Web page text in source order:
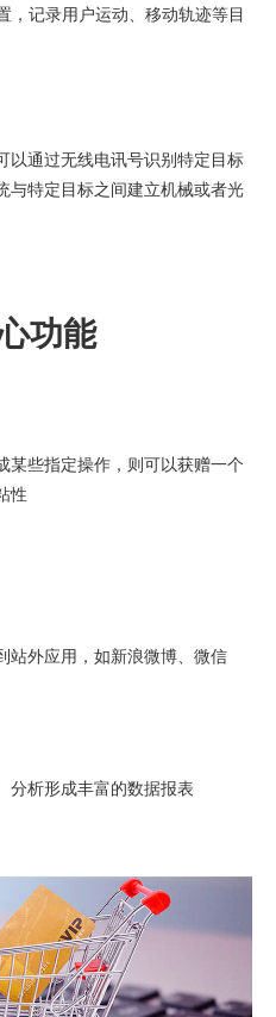
，记录用户运动、移动轨迹等目
以通过无线电讯号识别特定目标
与特定目标之间建立机械或者光
功能
某些指定操作，则可以获赠一个
性
站外应用，如新浪微博、微信
分析形成丰富的数据报表